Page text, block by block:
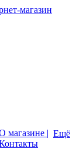
магазине | Ещё